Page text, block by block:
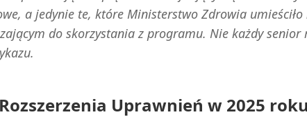
a jedynie te, które Ministerstwo Zdrowia
do skorzystania z programu. Nie każdy senior
Uprawnień w 2025 roku